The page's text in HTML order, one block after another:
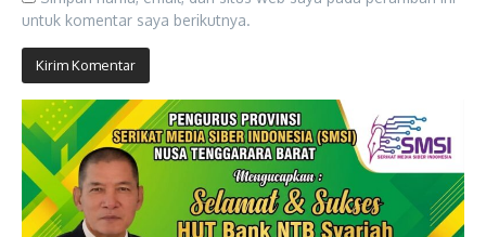
untuk komentar saya berikutnya.